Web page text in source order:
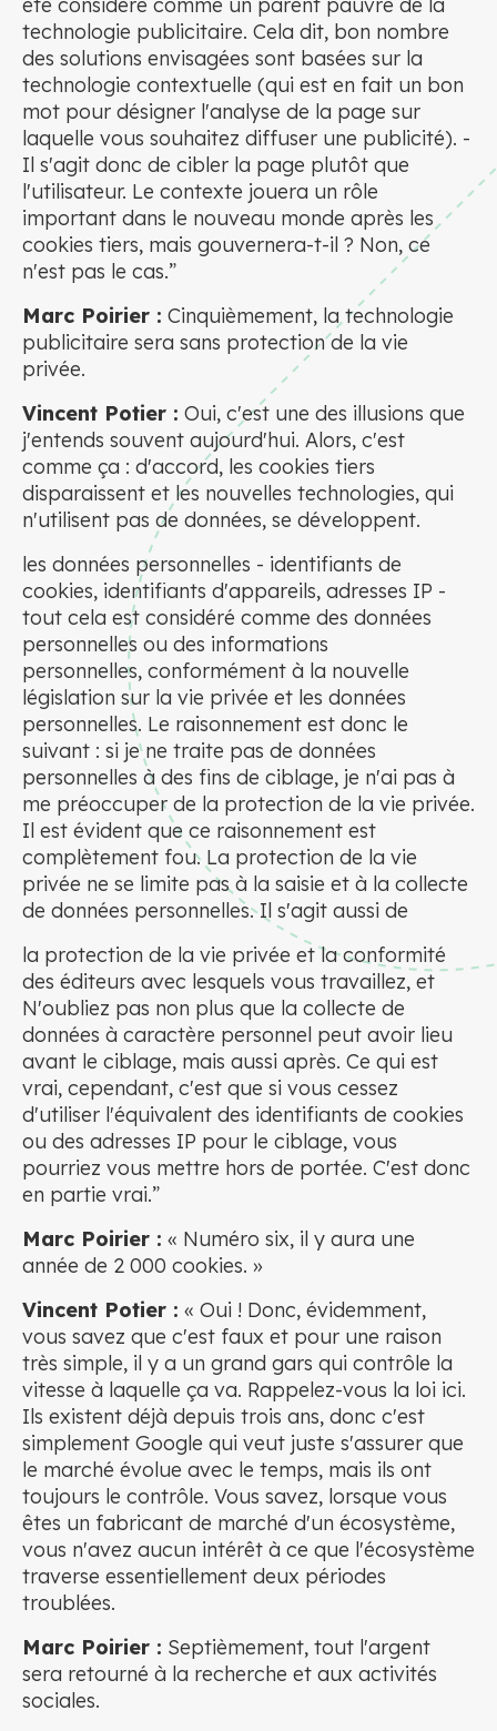
technologie publicitaire. Cela dit, bon nombre
des solutions envisagées sont basées sur la
technologie contextuelle (qui est en fait un bon
mot pour désigner l'analyse de la page sur
laquelle vous souhaitez diffuser une publicité). -
Il s'agit donc de cibler la page plutôt que
l'utilisateur. Le contexte jouera un rôle
important dans le nouveau monde après les
cookies tiers, mais gouvernera-t-il ? Non, ce
n'est pas le cas.”
Marc Poirier : Cinquièmement, la technologie
publicitaire sera sans protection de la vie
privée.
Vincent Potier : Oui, c'est une des illusions que
j'entends souvent aujourd'hui. Alors, c'est
comme ça : d'accord, les cookies tiers
disparaissent et les nouvelles technologies, qui
n'utilisent pas de données, se développent.
les données personnelles - identifiants de
cookies, identifiants d'appareils, adresses IP -
tout cela est considéré comme des données
personnelles ou des informations
personnelles, conformément à la nouvelle
législation sur la vie privée et les données
personnelles. Le raisonnement est donc le
suivant : si je ne traite pas de données
personnelles à des fins de ciblage, je n'ai pas à
me préoccuper de la protection de la vie privée.
Il est évident que ce raisonnement est
complètement fou. La protection de la vie
privée ne se limite pas à la saisie et à la collecte
de données personnelles. Il s'agit aussi de
la protection de la vie privée et la conformité
des éditeurs avec lesquels vous travaillez, et
N'oubliez pas non plus que la collecte de
données à caractère personnel peut avoir lieu
avant le ciblage, mais aussi après. Ce qui est
vrai, cependant, c'est que si vous cessez
d'utiliser l'équivalent des identifiants de cookies
ou des adresses IP pour le ciblage, vous
pourriez vous mettre hors de portée. C'est donc
en partie vrai.”
Marc Poirier : « Numéro six, il y aura une
année de 2 000 cookies. »
Vincent Potier : « Oui ! Donc, évidemment,
vous savez que c'est faux et pour une raison
très simple, il y a un grand gars qui contrôle la
vitesse à laquelle ça va. Rappelez-vous la loi ici.
Ils existent déjà depuis trois ans, donc c'est
simplement Google qui veut juste s'assurer que
le marché évolue avec le temps, mais ils ont
toujours le contrôle. Vous savez, lorsque vous
êtes un fabricant de marché d'un écosystème,
vous n'avez aucun intérêt à ce que l'écosystème
traverse essentiellement deux périodes
troublées.
Marc Poirier : Septièmement, tout l'argent
sera retourné à la recherche et aux activités
sociales.